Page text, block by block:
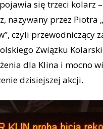
się trzeci kolarz
nazywany przez Piotra
czyli przewodniczący
Związku
dla Klina i mocno
dzisiejszej akcji.